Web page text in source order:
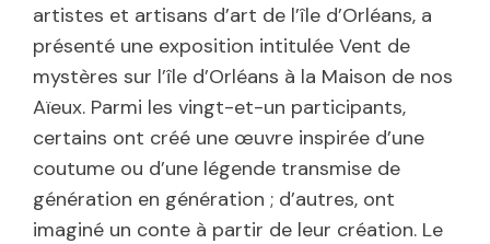
artistes et artisans d’art de l’île d’Orléans, a
présenté une exposition intitulée Vent de
mystères sur l’île d’Orléans à la Maison de nos
Aïeux. Parmi les vingt-et-un participants,
certains ont créé une œuvre inspirée d’une
coutume ou d’une légende transmise de
génération en génération ; d’autres, ont
imaginé un conte à partir de leur création. Le